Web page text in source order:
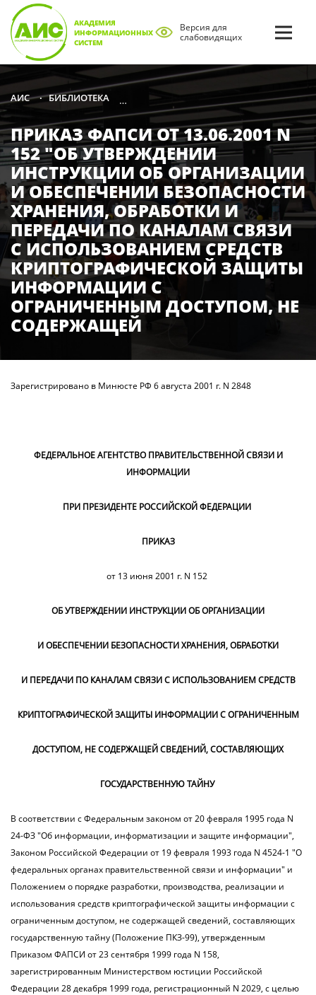
АКАДЕМИЯ
ИНФОРМАЦИОННЫХ
СИСТЕМ
Версия для
слабовидящих
АИС • БИБЛИОТЕКА СПРАВОЧНАЯ ЛИТЕРАТУРА ПО
ПРИКАЗ ФАПСИ ОТ 13.06.2001 N
152 "ОБ УТВЕРЖДЕНИИ
ИНСТРУКЦИИ ОБ ОРГАНИЗАЦИИ
И ОБЕСПЕЧЕНИИ БЕЗОПАСНОСТИ
ХРАНЕНИЯ, ОБРАБОТКИ И
ПЕРЕДАЧИ ПО КАНАЛАМ СВЯЗИ
С ИСПОЛЬЗОВАНИЕМ СРЕДСТВ
КРИПТОГРАФИЧЕСКОЙ ЗАЩИТЫ
ИНФОРМАЦИИ С
ОГРАНИЧЕННЫМ ДОСТУПОМ, НЕ
СОДЕРЖАЩЕЙ
Зарегистрировано в Минюсте РФ 6 августа 2001 г. N 2848
ФЕДЕРАЛЬНОЕ АГЕНТСТВО ПРАВИТЕЛЬСТВЕННОЙ СВЯЗИ И
ИНФОРМАЦИИ
ПРИ ПРЕЗИДЕНТЕ РОССИЙСКОЙ ФЕДЕРАЦИИ
ПРИКАЗ
от 13 июня 2001 г. N 152
ОБ УТВЕРЖДЕНИИ ИНСТРУКЦИИ ОБ ОРГАНИЗАЦИИ
И ОБЕСПЕЧЕНИИ БЕЗОПАСНОСТИ ХРАНЕНИЯ, ОБРАБОТКИ
И ПЕРЕДАЧИ ПО КАНАЛАМ СВЯЗИ С ИСПОЛЬЗОВАНИЕМ СРЕДСТВ
КРИПТОГРАФИЧЕСКОЙ ЗАЩИТЫ ИНФОРМАЦИИ С ОГРАНИЧЕННЫМ
ДОСТУПОМ, НЕ СОДЕРЖАЩЕЙ СВЕДЕНИЙ, СОСТАВЛЯЮЩИХ
ГОСУДАРСТВЕННУЮ ТАЙНУ
В соответствии с Федеральным законом от 20 февраля 1995 года N
24-ФЗ "Об информации, информатизации и защите информации",
Законом Российской Федерации от 19 февраля 1993 года N 4524-1 "О
федеральных органах правительственной связи и информации" и
Положением о порядке разработки, производства, реализации и
использования средств криптографической защиты информации с
ограниченным доступом, не содержащей сведений, составляющих
государственную тайну (Положение ПКЗ-99), утвержденным
Приказом ФАПСИ от 23 сентября 1999 года N 158,
зарегистрированным Министерством юстиции Российской
Федерации 28 декабря 1999 года, регистрационный N 2029, с целью